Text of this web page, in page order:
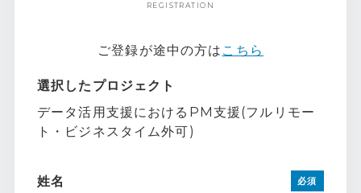
REGISTRATION
ご登録が途中の方は こちら
選択したプロジェクト
データ活用支援におけるPM支援(フルリモー
ト・ビジネスタイム外可)
姓名 必須